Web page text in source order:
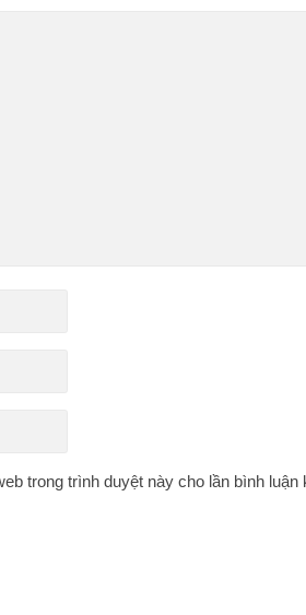
trong trình duyệt này cho lần bình luận